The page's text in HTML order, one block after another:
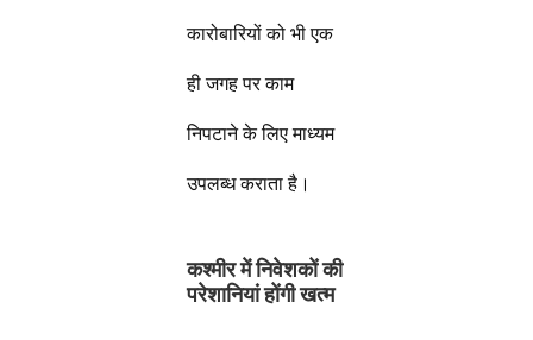
कारोबारियों को भी एक
ही जगह पर काम
निपटाने के लिए माध्यम
उपलब्ध कराता है।
कश्मीर में निवेशकों की
परेशानियां होंगी खत्म